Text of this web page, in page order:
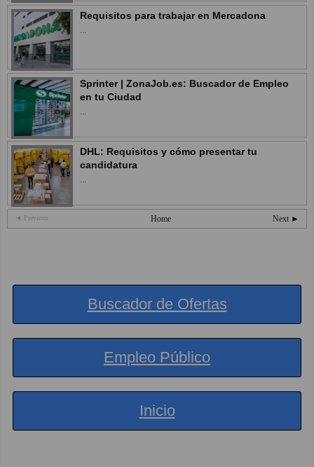
Requisitos para trabajar en Mercadona
Sprinter | ZonaJob.es: Buscador de Empleo
en tu Ciudad
DHL: Requisitos y cómo presentar tu
candidatura
◄ Previous Next ►
Home
Buscador de Ofertas
Empleo Público
Inicio